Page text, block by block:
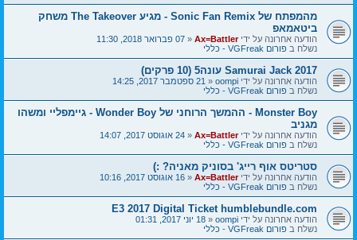
מהמפתח של Sonic Fan Remix - מגיע The Takeover משחק
ביטאמאפ
הודעה אחרונה על ידי Ax=Battler
«07 פברואר 2018, 11:30
נשלח בפורום VGFreak - כללי
Samurai Jack 2017 עונה5 (10 פרקים)
הודעה אחרונה על ידי oompi
«21 ספטמבר 2017, 14:25
נשלח בפורום VGFreak - כללי
Monster Boy - ההמשך הרוחני של Wonder Boy - גיימפליי ומשהו
מגניב
הודעה אחרונה על ידי Ax=Battler
«24 אוגוסט 2017, 14:07
נשלח בפורום VGFreak - כללי
סטריטס אוף רייג' בסוניק מאניה? :)
הודעה אחרונה על ידי Ax=Battler
«16 אוגוסט 2017, 10:16
נשלח בפורום VGFreak - כללי
E3 2017 Digital Ticket humblebundle.com
הודעה אחרונה על ידי oompi
«18 יוני 2017, 01:31
נשלח בפורום VGFreak - כללי